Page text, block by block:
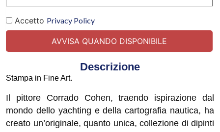
Accetto Privacy Policy
Descrizione
Stampa in Fine Art.
Il pittore Corrado Cohen, traendo ispirazione dal
mondo dello yachting e della cartografia nautica, ha
creato un’originale, quanto unica, collezione di dipinti